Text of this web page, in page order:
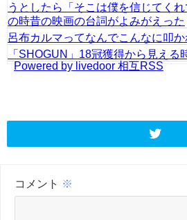
うとしたら「そこは僕を信じてく
の時昔の映画の台詞がよみがえった
呂布カルマってなんでこんなに叩か
「SHOGUN」18冠獲得から見える
Powered by livedoor 相互RSS
コメント ※